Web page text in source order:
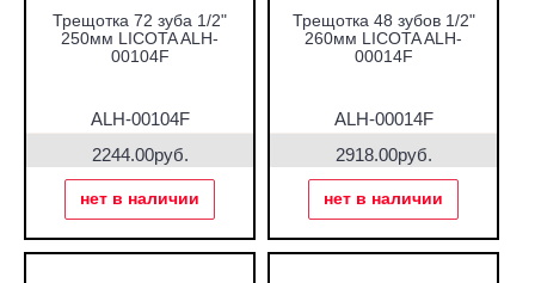
Трещотка 72 зуба 1/2"
250мм LICOTA ALH-
00104F
ALH-00104F
2244.00руб.
нет в наличии
Трещотка 48 зубов 1/2"
260мм LICOTA ALH-
00014F
ALH-00014F
2918.00руб.
нет в наличии